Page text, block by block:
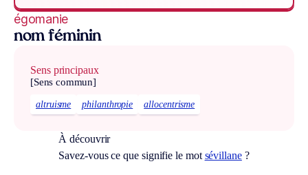
égomanie
nom féminin
Sens principaux
[Sens commun]
altruisme philanthropie allocentrisme
À découvrir
Savez-vous ce que signifie le mot sévillane?